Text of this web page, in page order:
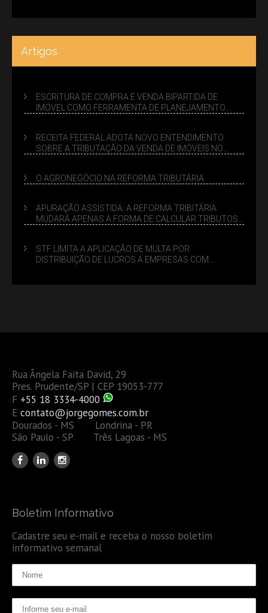
Artigos
ESCRITURA DE COMPRA E VENDA BIPARTIDA DE
IMÓVEL COMO FERRAMENTA DE PLANEJAMENTO
RECEITA FEDERAL ADOTA NOVO ENTENDIMENTO
SOBRE A TRIBUTAÇÃO DA VENDA DE IMÓVEIS NO
O AGRONEGÓCIO NA REFORMA TRIBUTÁRIA
APURAÇÃO ASSISTIDA: A REFORMA TRIBITÁRIA
MUDARÁ APENAS A FORMA DE CALCULAR TRIBUTOS
STF LIMITA A APLICAÇÃO DE MULTA POR
DISTRIBUIÇÃO DE LUCROS A EMPRESAS COM
Rua Ângela Faita David, 29
Pres. Prudente/SP | CEP 19053-777
F +55 18 3334-4000
E contato@jorgegomes.com.br
Dourados - MS Londrina - PR
São Paulo - SP Três Lagoas - MS
Boletim Informativo
Cadastre seu e-mail e receba o nosso boletim
informativo semanal